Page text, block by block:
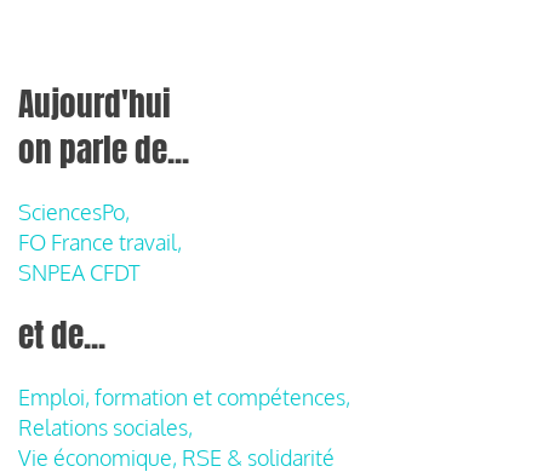
Aujourd'hui
on parle de...
SciencesPo,
FO France travail,
SNPEA CFDT
et de...
Emploi, formation et compétences,
Relations sociales,
Vie économique, RSE & solidarité